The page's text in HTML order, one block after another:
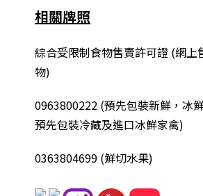
相關牌照
綜合受限制食物售賣許可證 (網上
物)
0963800222 (預先包裝新鮮，冰
預先包裝冷藏及進口冰鮮家禽)
0363804699 (鮮切水果)